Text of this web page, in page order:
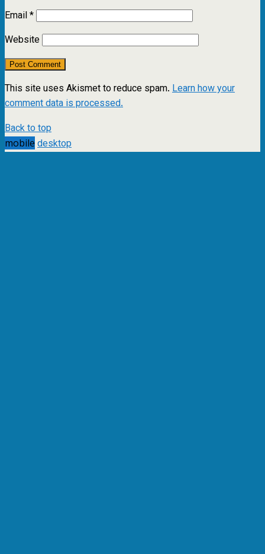
Email*
Website
This site uses Akismet to reduce spam. Learn how your
comment data is processed.
Back to top
mobile desktop